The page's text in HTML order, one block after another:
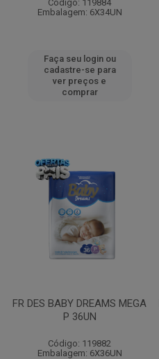
Código: 119884
Embalagem: 6X34UN
Faça seu login ou
cadastre-se para
ver preços e
comprar
FR DES BABY DREAMS MEGA
P 36UN
Código: 119882
Embalagem: 6X36UN